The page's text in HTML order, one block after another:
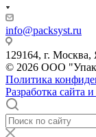
info@packsyst.ru
129164, г. Москва,
© 2026 ООО
Политика
Разработка сайта